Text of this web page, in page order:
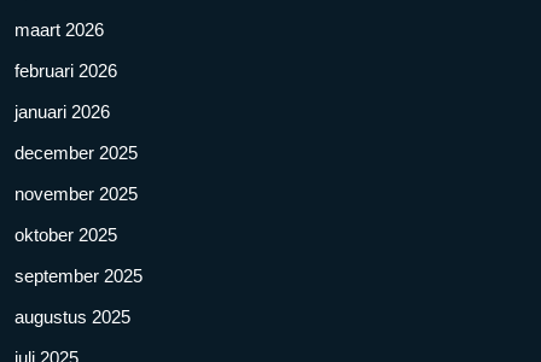
maart 2026
februari 2026
januari 2026
december 2025
november 2025
oktober 2025
september 2025
augustus 2025
juli 2025